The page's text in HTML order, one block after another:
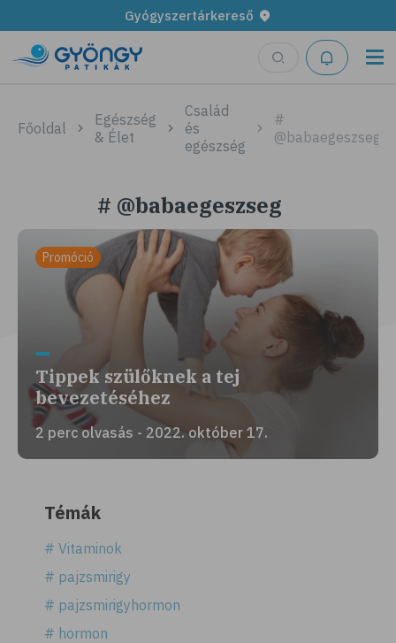
Gyógyszertárkereső
Főoldal
Egészség
& Élet
Család
és
egészség
#
@babaegeszseg
# @babaegeszseg
Tippek szülőknek a tej
bevezetéséhez
2 perc olvasás - 2022. október 17.
Promóció
Témák
# Vitaminok
# pajzsmirigy
# pajzsmirigyhormon
# hormon